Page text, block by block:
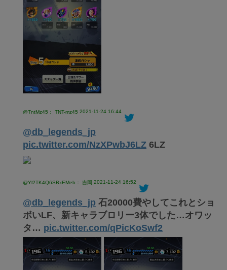
@TntMz45： TNT-mz45 2021-11-24 16:44
@db_legends_jp
pic.twitter.com/NzXPwbJ6LZ 6LZ
@Yl2TK4Q6SBxEMeb： 吉岡 2021-11-24 16:52
@db_legends_jp 石20000費やしてこれとショ
ボいLF、新キャラブロリー3体でした…オワッ
タ… pic.twitter.com/qPicKoSwf2